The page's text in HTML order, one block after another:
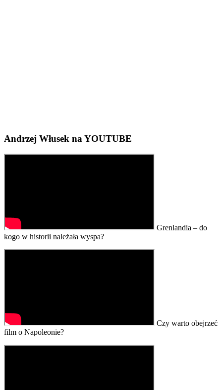
Andrzej Włusek na YOUTUBE
Grenlandia – do
kogo w historii należała wyspa?
Czy warto obejrzeć
film o Napoleonie?